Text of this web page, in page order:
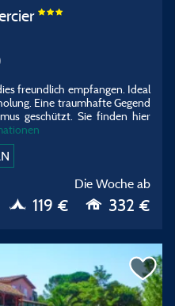
freundlich empfangen. Ideal
Eine traumhafte Gegend
geschützt. Sie finden hier
Die Woche ab
119 € 332 €